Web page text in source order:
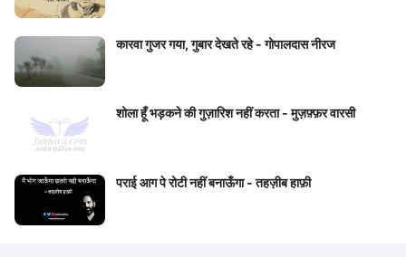
कारवा गुजर गया, गुबार देखते रहे - गोपालदास नीरज
शोला हूँ भड़कने की गुज़ारिश नहीं करता - मुज़फ़्फ़र वारसी
पराई आग पे रोटी नहीं बनाऊँगा - तहज़ीब हाफ़ी